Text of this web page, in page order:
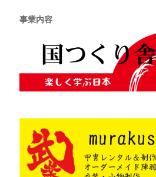
事業内容